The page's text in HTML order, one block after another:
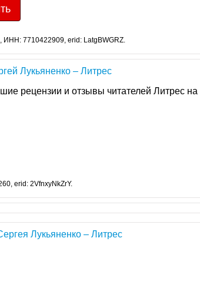
7710422909, erid: LatgBWGRZ.
Лукьяненко – Литрес
рецензии и отзывы читателей Литрес на
erid: 2VfnxyNkZrY.
Лукьяненко – Литрес